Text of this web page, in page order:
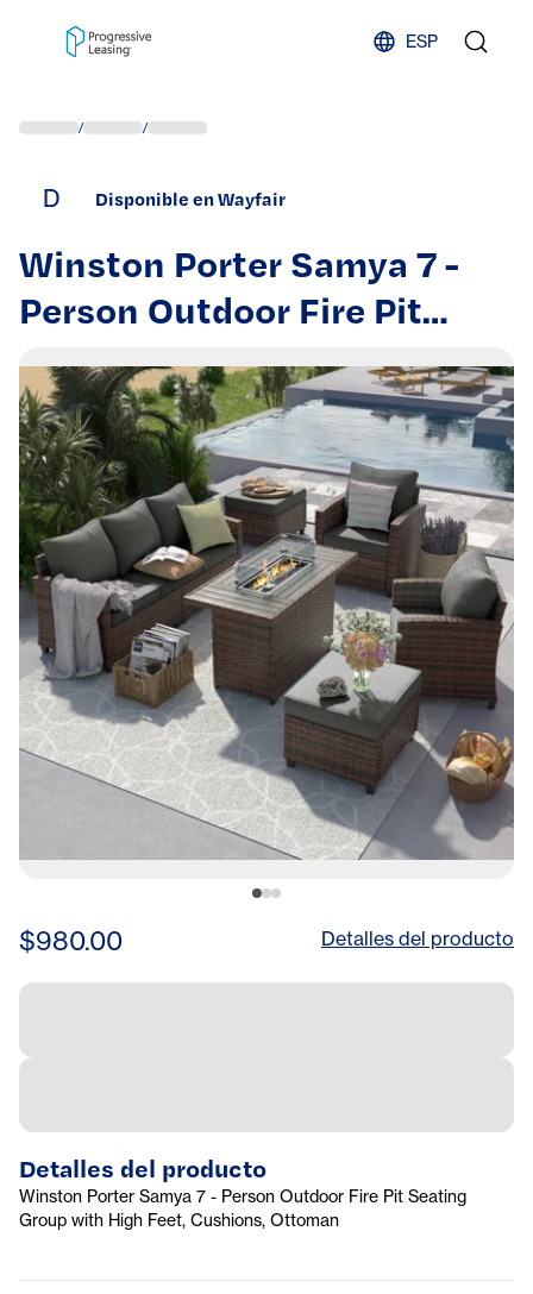
ESP
/ /
D Disponible en Wayfair
Winston Porter Samya 7 -
Person Outdoor Fire Pit
Seating Group with High
Feet, Cushions, Ottoman
$980.00 Detalles del producto
Detalles del producto
Winston Porter Samya 7 - Person Outdoor Fire Pit Seating
Group with High Feet, Cushions, Ottoman